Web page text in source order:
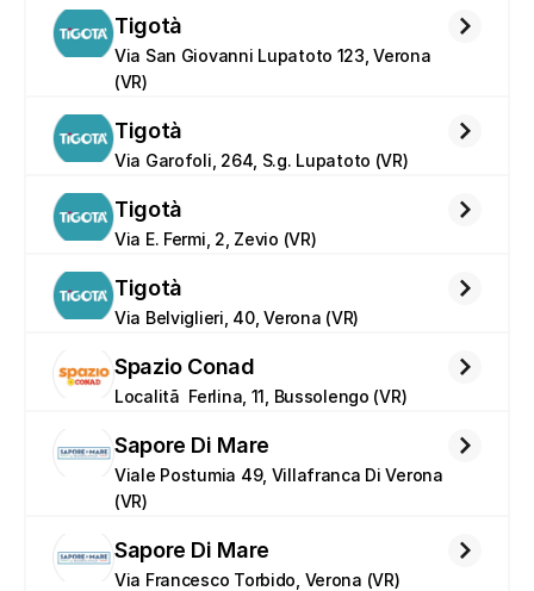
Tigotà
Via San Giovanni Lupatoto 123, Verona
(VR)
Tigotà
Via Garofoli, 264, S.g. Lupatoto (VR)
Tigotà
Via E. Fermi, 2, Zevio (VR)
Tigotà
Via Belviglieri, 40, Verona (VR)
Spazio Conad
Localitã  Ferlina, 11, Bussolengo (VR)
Sapore Di Mare
Viale Postumia 49, Villafranca Di Verona
(VR)
Sapore Di Mare
Via Francesco Torbido, Verona (VR)